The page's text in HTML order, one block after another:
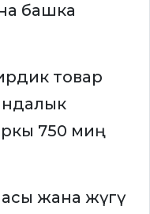
башка
товар
750 миң
жана жүгү